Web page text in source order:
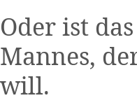
Oder ist
Mannes,
will.